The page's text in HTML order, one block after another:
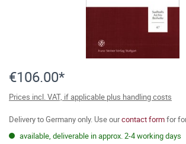
€106.00*
Prices incl. VAT, if applicable plus handling costs
Delivery to Germany only. Use ourcontact formfor
available, deliverable in approx. 2-4 working days